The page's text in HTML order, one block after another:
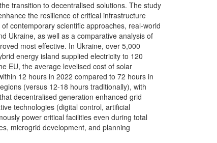
transition to decentralised solutions. The study
the resilience of critical infrastructure
contemporary scientific approaches, real-world
Ukraine, as well as a comparative analysis of
most effective. In Ukraine, over 5,000
energy island supplied electricity to 120
EU, the average levelised cost of solar
12 hours in 2022 compared to 72 hours in
(versus 12-18 hours traditionally), with
decentralised generation enhanced grid
technologies (digital control, artificial
power critical facilities even during total
microgrid development, and planning